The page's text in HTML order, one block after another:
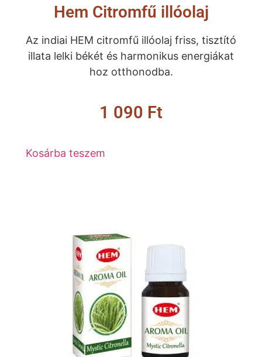
Hem Citromfű illóolaj
Az indiai HEM citromfű illóolaj friss, tisztító
illata lelki békét és harmonikus energiákat
hoz otthonodba.
1 090 Ft
Kosárba teszem